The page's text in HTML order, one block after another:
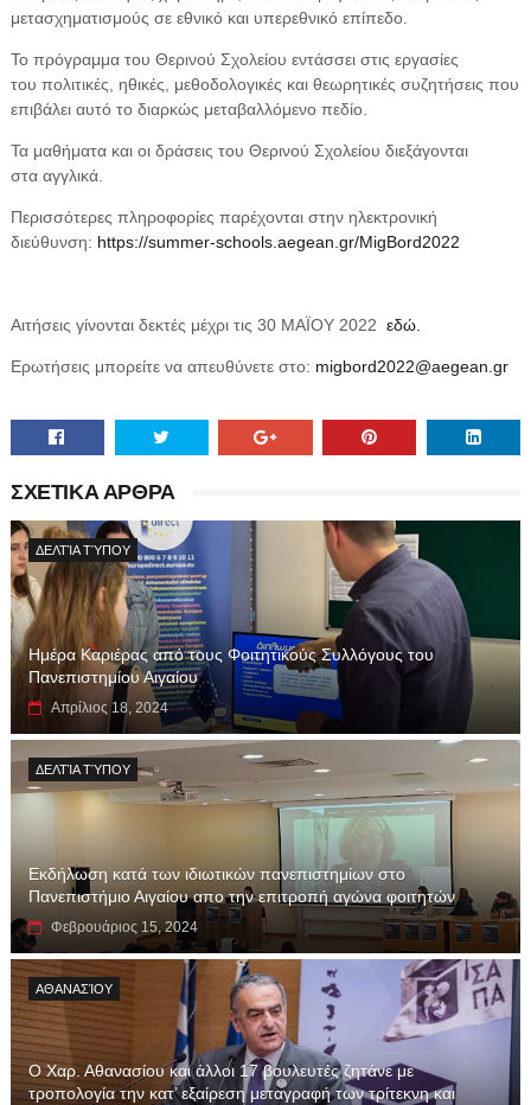
μετασχηματισμούς σε εθνικό και υπερεθνικό επίπεδο.
Το πρόγραμμα του Θερινού Σχολείου εντάσσει στις εργασίες
του πολιτικές, ηθικές, μεθοδολογικές και θεωρητικές συζητήσεις που
επιβάλει αυτό το διαρκώς μεταβαλλόμενο πεδίο.
Τα μαθήματα και οι δράσεις του Θερινού Σχολείου διεξάγονται
στα αγγλικά.
Περισσότερες πληροφορίες παρέχονται στην ηλεκτρονική
διεύθυνση: https://summer-schools.aegean.gr/MigBord2022
Αιτήσεις γίνονται δεκτές μέχρι τις 30 ΜΑΪΟΥ 2022 εδώ.
Ερωτήσεις μπορείτε να απευθύνετε στο: migbord2022@aegean.gr
ΣΧΕΤΙΚΑ ΑΡΘΡΑ
ΔΕΛΤΊΑ ΤΎΠΟΥ
Ημέρα Καριέρας από τους Φοιτητικούς Συλλόγους του
Πανεπιστημίου Αιγαίου
Απρίλιος 18, 2024
ΔΕΛΤΊΑ ΤΎΠΟΥ
Εκδήλωση κατά των ιδιωτικών πανεπιστημίων στο
Πανεπιστήμιο Αιγαίου απο την επιτροπή αγώνα φοιτητών
Φεβρουάριος 15, 2024
ΑΘΑΝΑΣΊΟΥ
Ο Χαρ. Αθανασίου και άλλοι 17 βουλευτές ζητάνε με
τροπολογία την κατ’ εξαίρεση μεταγραφή των τρίτεκνη και